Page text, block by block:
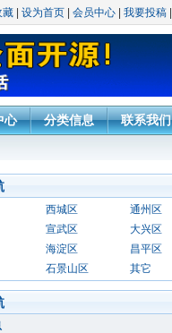
藏 设为首页 会员中心 我要投稿
心 分类信息 联系我们
西城区
通州区
宣武区
大兴区
海淀区
昌平区
石景山区 其它